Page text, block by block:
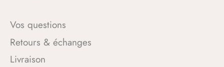
Vos questions
Retours & échanges
Livraison